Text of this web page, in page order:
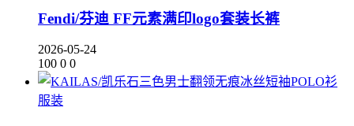
Fendi/芬迪 FF元素满印logo套装长裤
2026-05-24
100 0 0
服装